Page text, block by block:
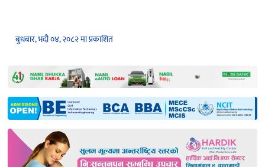
बुधबार, भदौ ०४, २०८२ मा प्रकाशित